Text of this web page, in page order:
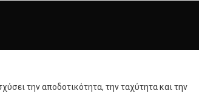
την αποδοτικότητα, την ταχύτητα και την